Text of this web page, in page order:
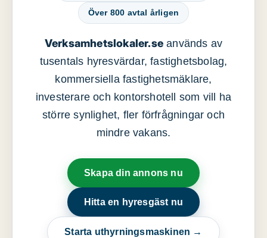
Över 800 avtal årligen
Verksamhetslokaler.se används av
tusentals hyresvärdar, fastighetsbolag,
kommersiella fastighetsmäklare,
investerare och kontorshotell som vill ha
större synlighet, fler förfrågningar och
mindre vakans.
Skapa din annons nu
Hitta en hyresgäst nu
Starta uthyrningsmaskinen →